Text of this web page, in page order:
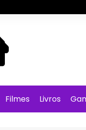
Filmes Livros